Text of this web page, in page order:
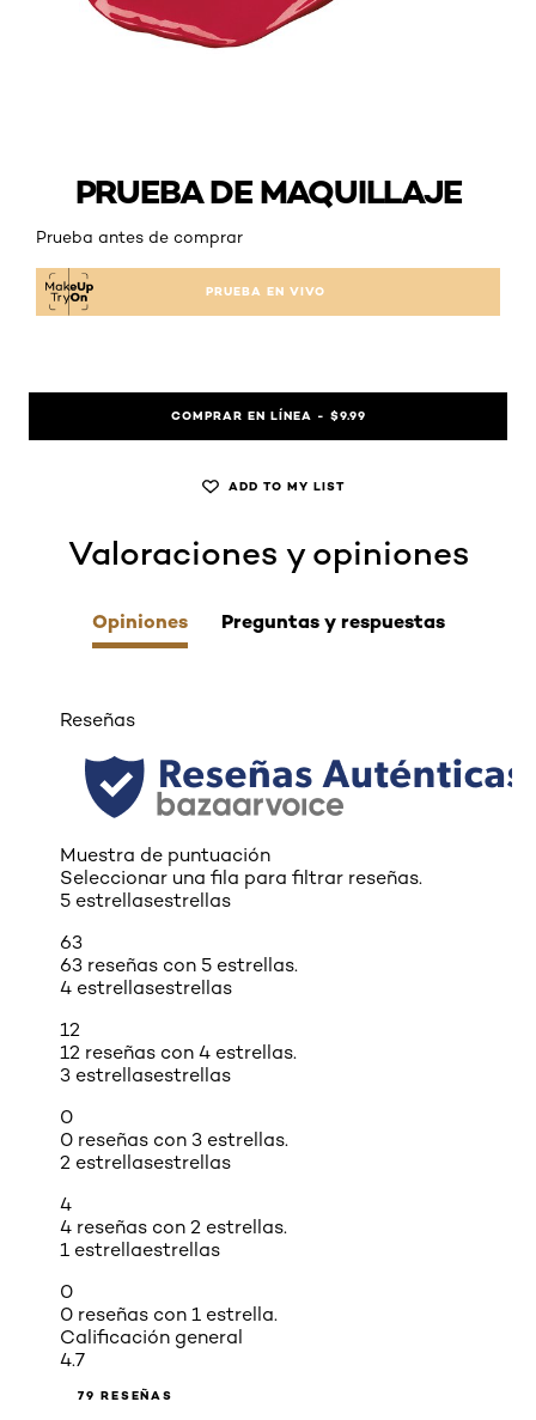
PRUEBA DE MAQUILLAJE
Prueba antes de comprar
PRUEBA EN VIVO
COMPRAR EN LÍNEA - $9.99
ADD TO MY LIST
skip tab component
Valoraciones y opiniones
Opiniones Preguntas y respuestas
Reseñas
Muestra de puntuación
Seleccionar una fila para filtrar reseñas.
5 estrellasestrellas
63
63 reseñas con 5 estrellas.
4 estrellasestrellas
12
12 reseñas con 4 estrellas.
3 estrellasestrellas
0
0 reseñas con 3 estrellas.
2 estrellasestrellas
4
4 reseñas con 2 estrellas.
1 estrellaestrellas
0
0 reseñas con 1 estrella.
Calificación general
4.7
79 RESEÑAS